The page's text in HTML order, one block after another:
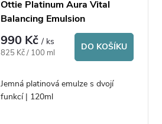
Ottie Platinum Aura Vital
Balancing Emulsion
990 Kč/ ks
Měrná
825 Kč / 100 ml
DO KOŠÍKU
Jemná platinová emulze s dvojí
funkcí | 120ml